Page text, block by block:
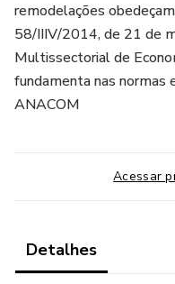
remodelações
58/IIIV/2014, de 21 de
Multissectorial de
fundamenta nas normas
ANACOM
Acessar
Detalhes